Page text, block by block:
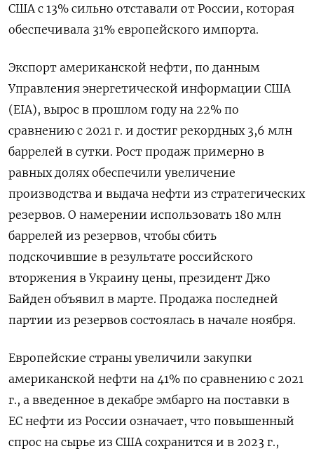
США с 13% сильно отставали от России, которая
обеспечивала 31% европейского импорта.
Экспорт американской нефти, по данным
Управления энергетической информации США
(EIA), вырос в прошлом году на 22% по
сравнению с 2021 г. и достиг рекордных 3,6 млн
баррелей в сутки. Рост продаж примерно в
равных долях обеспечили увеличение
производства и выдача нефти из стратегических
резервов. О намерении использовать 180 млн
баррелей из резервов, чтобы сбить
подскочившие в результате российского
вторжения в Украину цены, президент Джо
Байден объявил в марте. Продажа последней
партии из резервов состоялась в начале ноября.
Европейские страны увеличили закупки
американской нефти на 41% по сравнению с 2021
г., а введенное в декабре эмбарго на поставки в
ЕС нефти из России означает, что повышенный
спрос на сырье из США сохранится и в 2023 г.,